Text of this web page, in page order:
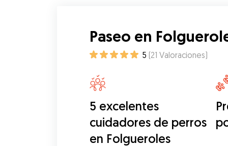
Paseo en
5 (21 Valoraciones)
5 excelentes
cuidadores de perros
en Folgueroles